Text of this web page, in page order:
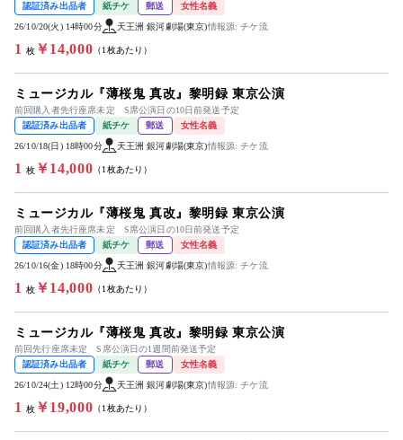
認証済み出品者 紙チケ 郵送 女性名義
26/10/20(火) 14時00分 天王洲 銀河劇場(東京)情報源: チケ流
1 枚￥14,000 （1枚あたり）
ミュージカル『薄桜鬼 真改』黎明録 東京公演
前回購入者先行座席未定 S席公演日の10日前発送予定
認証済み出品者
紙チケ 郵送 女性名義
26/10/18(日) 18時00分 天王洲 銀河劇場(東京)情報源: チケ流
1 枚￥14,000 （1枚あたり）
ミュージカル『薄桜鬼 真改』黎明録 東京公演
前回購入者先行座席未定 S席公演日の10日前発送予定
認証済み出品者
紙チケ 郵送 女性名義
26/10/16(金) 18時00分 天王洲 銀河劇場(東京)情報源: チケ流
1 枚￥14,000 （1枚あたり）
ミュージカル『薄桜鬼 真改』黎明録 東京公演
前回先行座席未定 S席公演日の1週間前発送予定
認証済み出品者
紙チケ 郵送 女性名義
26/10/24(土) 12時00分 天王洲 銀河劇場(東京)情報源: チケ流
1 枚￥19,000 （1枚あたり）